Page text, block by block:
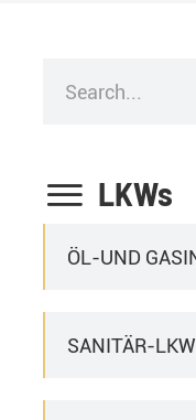
 LKWs
ÖL-UND
SANITÄR-LKW